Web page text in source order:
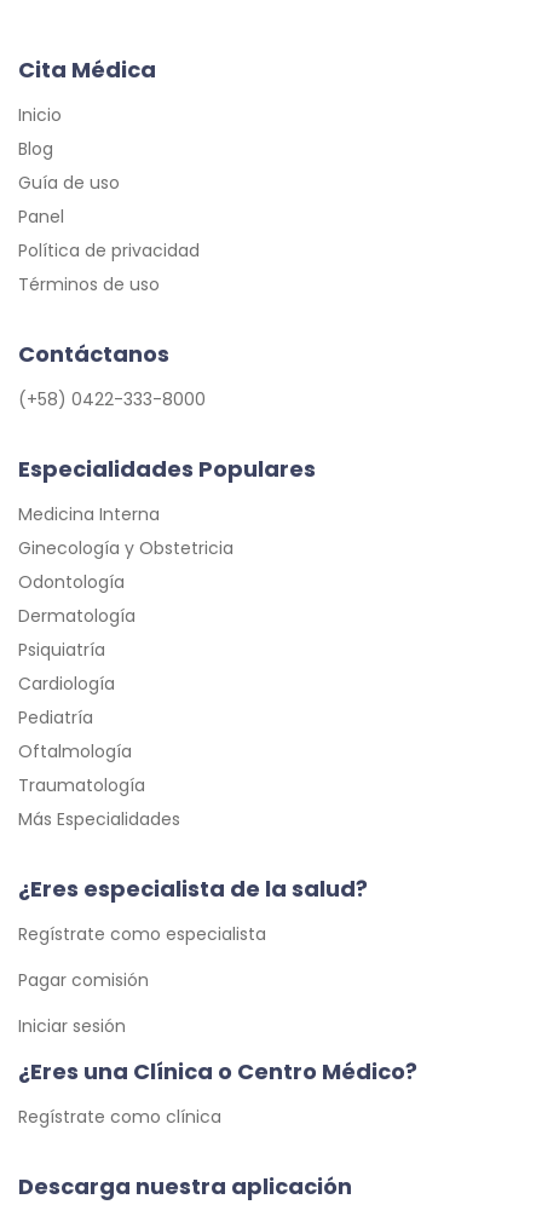
Cita Médica
Inicio
Blog
Guía de uso
Panel
Política de privacidad
Términos de uso
Contáctanos
(+58) 0422-333-8000
Especialidades Populares
Medicina Interna
Ginecología y Obstetricia
Odontología
Dermatología
Psiquiatría
Cardiología
Pediatría
Oftalmología
Traumatología
Más Especialidades
¿Eres especialista de la salud?
Regístrate como especialista
Pagar comisión
Iniciar sesión
¿Eres una Clínica o Centro Médico?
Regístrate como clínica
Descarga nuestra aplicación